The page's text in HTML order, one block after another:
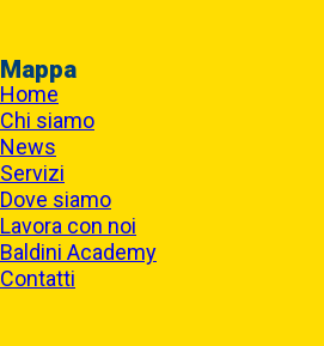
Mappa
Home
Chi siamo
News
Servizi
Dove siamo
Lavora con noi
Baldini Academy
Contatti